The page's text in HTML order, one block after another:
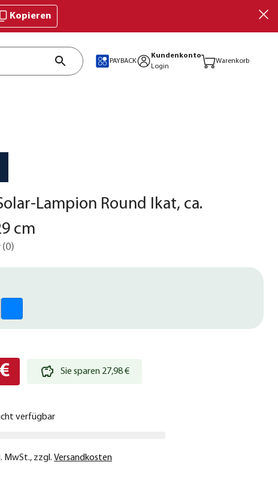
Kopieren
PAYBACK
Kundenkonto
Login
Warenkorb
Lampion Round Ikat, ca.
cm
(0)
Sie sparen 27,98 €
verfügbar
MwSt., zzgl. Versandkosten